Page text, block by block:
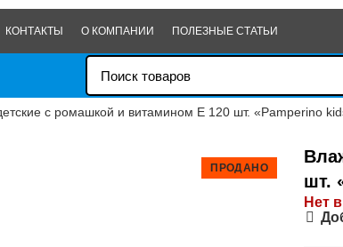
КОНТАКТЫ О КОМПАНИИ ПОЛЕЗНЫЕ СТАТЬИ
с ромашкой и витамином Е 120 шт. «Pamperino
ПРОДАНО
шт.
Нет